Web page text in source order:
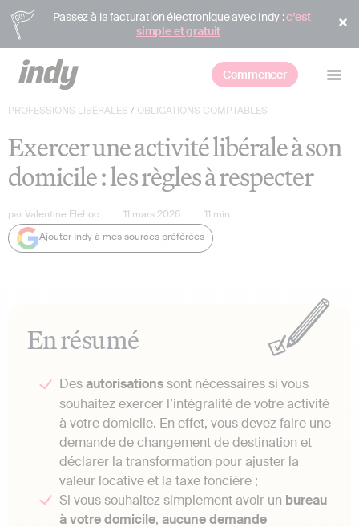
Passez à la facturation électronique avec Indy :c’est
simple et gratuit
Commencer
PROFESSIONS LIBÉRALES / OBLIGATIONS COMPTABLES
Exercer une activité libérale à son
domicile : les règles à respecter
parValentine Flehoc 11 mars 2026 11 min
Ajouter Indy à mes sources préférées
En résumé
Desautorisationssont nécessaires si vous
souhaitez exercer l’intégralité de votre activité
à votre domicile. En effet, vous devez faire une
demande de changement de destination et
déclarer la transformation pour ajuster la
valeur locative et la taxe foncière ;
Si vous souhaitez simplement avoir un bureau
à votre domicile, aucune demande